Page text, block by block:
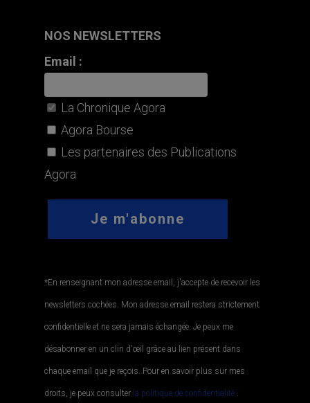
NOS NEWSLETTERS
Email :
La Chronique Agora
Agora Bourse
Les partenaires des Publications
Agora
*En renseignant mon adresse email, j'accepte de recevoir les
newsletters cochées. Mon adresse email restera strictement
confidentielle et ne sera jamais échangée. Je peux me
désabonner en un clin d'œil grâce au lien présent dans
chaque email que je reçois. Pour en savoir plus sur mes
droits, je peux consulter la politique de confidentialité..